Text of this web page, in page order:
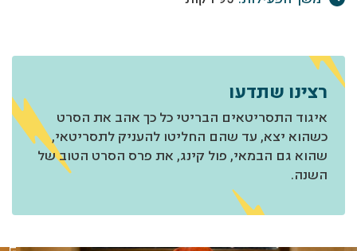
רצינו שתדעו
איגוד התסריטאים הבריטי כל כך אהב את הסרט
כשהוא יצא, עד שהם החליטו להעניק לתסריטאי,
שהוא גם הבמאי, פול קינג, את פרס הסרט הטוב של
השנה.